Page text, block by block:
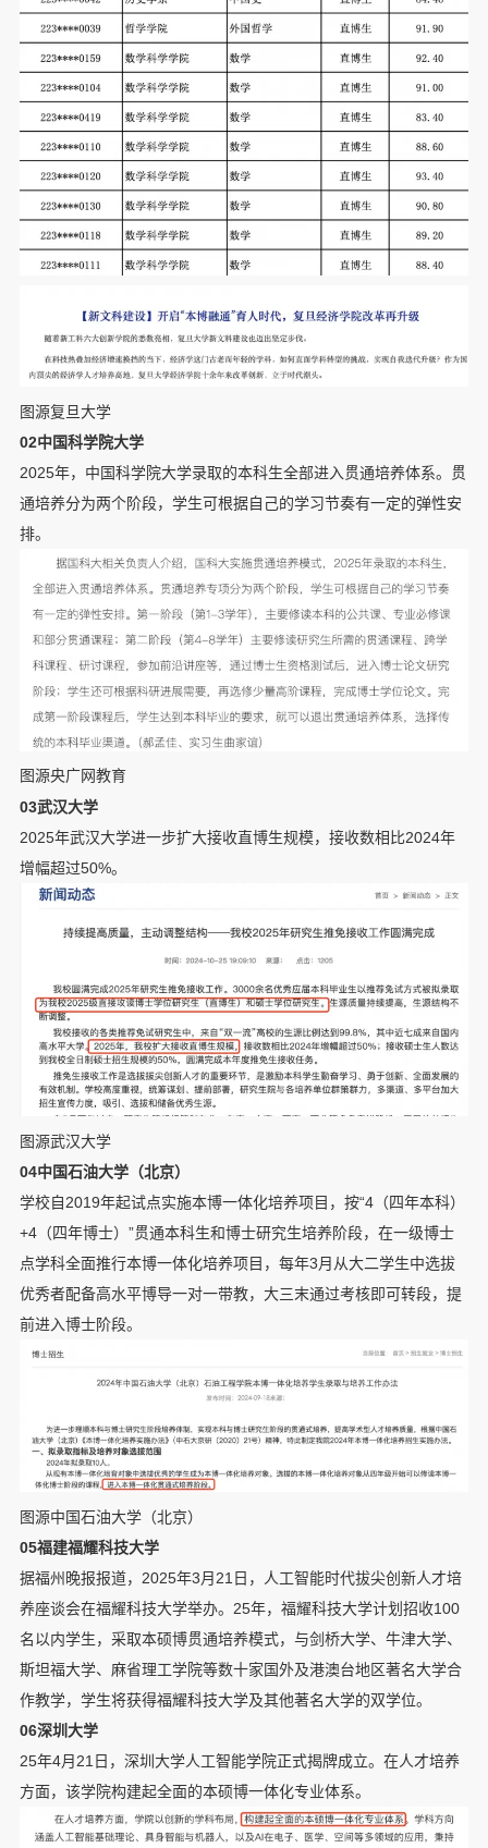
图源复旦大学
02中国科学院大学
2025年，中国科学院大学录取的本科生全部进入贯通培养体系。贯
通培养分为两个阶段，学生可根据自己的学习节奏有一定的弹性安
排。
图源央广网教育
03武汉大学
2025年武汉大学进一步扩大接收直博生规模，接收数相比2024年
增幅超过50%。
图源武汉大学
04中国石油大学（北京）
学校自2019年起试点实施本博一体化培养项目，按“4（四年本科）
+4（四年博士）”贯通本科生和博士研究生培养阶段，在一级博士
点学科全面推行本博一体化培养项目，每年3月从大二学生中选拔
优秀者配备高水平博导一对一带教，大三末通过考核即可转段，提
前进入博士阶段。
图源中国石油大学（北京）
05福建福耀科技大学
据福州晚报报道，2025年3月21日，人工智能时代拔尖创新人才培
养座谈会在福耀科技大学举办。25年，福耀科技大学计划招收100
名以内学生，采取本硕博贯通培养模式，与剑桥大学、牛津大学、
斯坦福大学、麻省理工学院等数十家国外及港澳台地区著名大学合
作教学，学生将获得福耀科技大学及其他著名大学的双学位。
06深圳大学
25年4月21日，深圳大学人工智能学院正式揭牌成立。在人才培养
方面，该学院构建起全面的本硕博一体化专业体系。